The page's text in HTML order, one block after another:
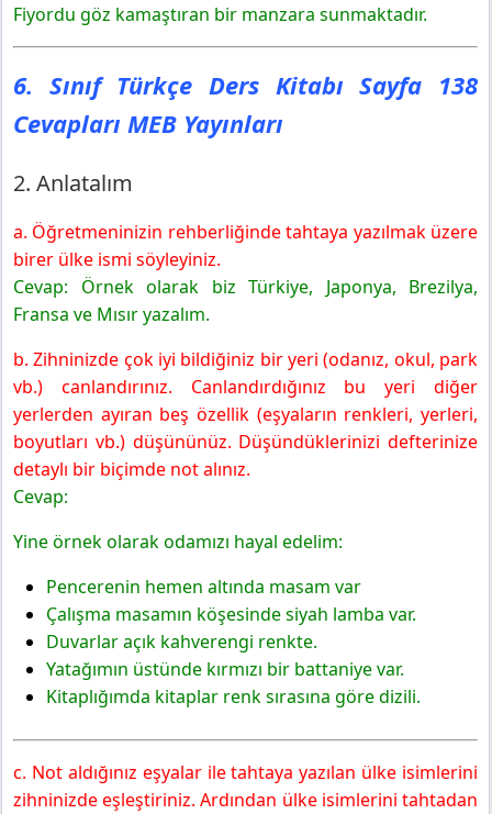
Fiyordu göz kamaştıran bir manzara sunmaktadır.
6. Sınıf Türkçe Ders Kitabı Sayfa 138
Cevapları MEB Yayınları
2. Anlatalım
a. Öğretmeninizin rehberliğinde tahtaya yazılmak üzere
birer ülke ismi söyleyiniz.
Cevap: Örnek olarak biz Türkiye, Japonya, Brezilya,
Fransa ve Mısır yazalım.
b. Zihninizde çok iyi bildiğiniz bir yeri (odanız, okul, park
vb.) canlandırınız. Canlandırdığınız bu yeri diğer
yerlerden ayıran beş özellik (eşyaların renkleri, yerleri,
boyutları vb.) düşününüz. Düşündüklerinizi defterinize
detaylı bir biçimde not alınız.
Cevap:
Yine örnek olarak odamızı hayal edelim:
Pencerenin hemen altında masam var
Çalışma masamın köşesinde siyah lamba var.
Duvarlar açık kahverengi renkte.
Yatağımın üstünde kırmızı bir battaniye var.
Kitaplığımda kitaplar renk sırasına göre dizili.
c. Not aldığınız eşyalar ile tahtaya yazılan ülke isimlerini
zihninizde eşleştiriniz. Ardından ülke isimlerini tahtadan